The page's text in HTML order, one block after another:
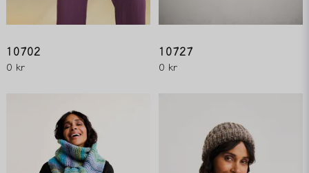
10702
0 kr
10727
0 kr
Skicka fråga